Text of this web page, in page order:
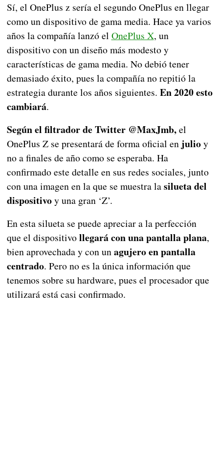
Sí, el OnePlus z sería el segundo OnePlus en llegar
como un dispositivo de gama media. Hace ya varios
años la compañía lanzó el OnePlus X, un
dispositivo con un diseño más modesto y
características de gama media. No debió tener
demasiado éxito, pues la compañía no repitió la
estrategia durante los años siguientes. En 2020 esto
cambiará.
Según el filtrador de Twitter @MaxJmb,el
OnePlus Z se presentará de forma oficial en julioy
no a finales de año como se esperaba. Ha
confirmado este detalle en sus redes sociales, junto
con una imagen en la que se muestra lasilueta del
dispositivoy una gran ‘Z’.
En esta silueta se puede apreciar a la perfección
que el dispositivollegará con una pantalla plana,
bien aprovechada y con unagujero en pantalla
centrado. Pero no es la única información que
tenemos sobre su hardware, pues el procesador que
utilizará está casi confirmado.